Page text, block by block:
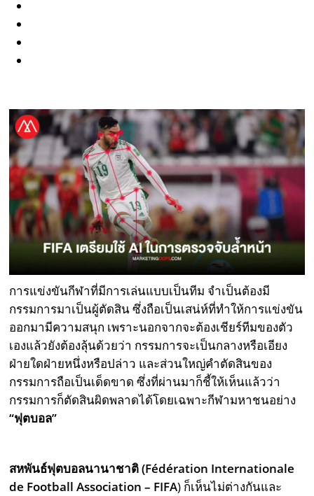
การแข่งขันกีฬาที่มีการเล่นแบบเป็นทีม จำเป็นต้องมี
กรรมการมาเป็นผู้ตัดสิน ซึ่งถือเป็นเสน่ห์ที่ทำให้การแข่งขัน
ออกมามีความสนุก เพราะนอกจากจะต้องเชียร์ทีมของตัว
เองแล้วยังต้องลุ้นด้วยว่า กรรมการจะเป็นกลางหรือเอียง
ฝ่ายใดฝ่ายหนึ่งหรือปล่าว และส่วนใหญ่คำตัดสินของ
กรรมการถือเป็นเด็ดขาด ซึ่งที่ผ่านมาก็ชี้ให้เห็นแล้วว่า
กรรมการก็ตัดสินผิดพลาดได้โดยเฉพาะกีฬามหาชนอย่าง
“ฟุตบอล”
สหพันธ์ฟุตบอลนานาชาติ (Fédération Internationale
de Football Association – FIFA) ก็เห็นไม่ต่างกันและ